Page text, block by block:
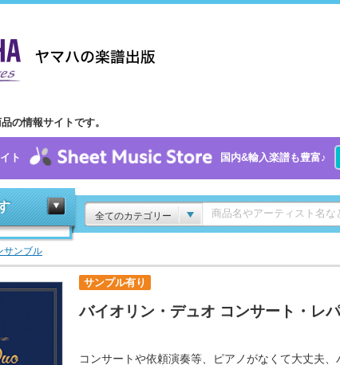
の情報サイトです。
ト 国内&輸入楽譜も豊富♪
全てのカテゴリー
サンブル
サンプル有り
バイオリン・デュオ コンサート・レ
コンサートや依頼演奏等、ピアノがなくて大丈夫